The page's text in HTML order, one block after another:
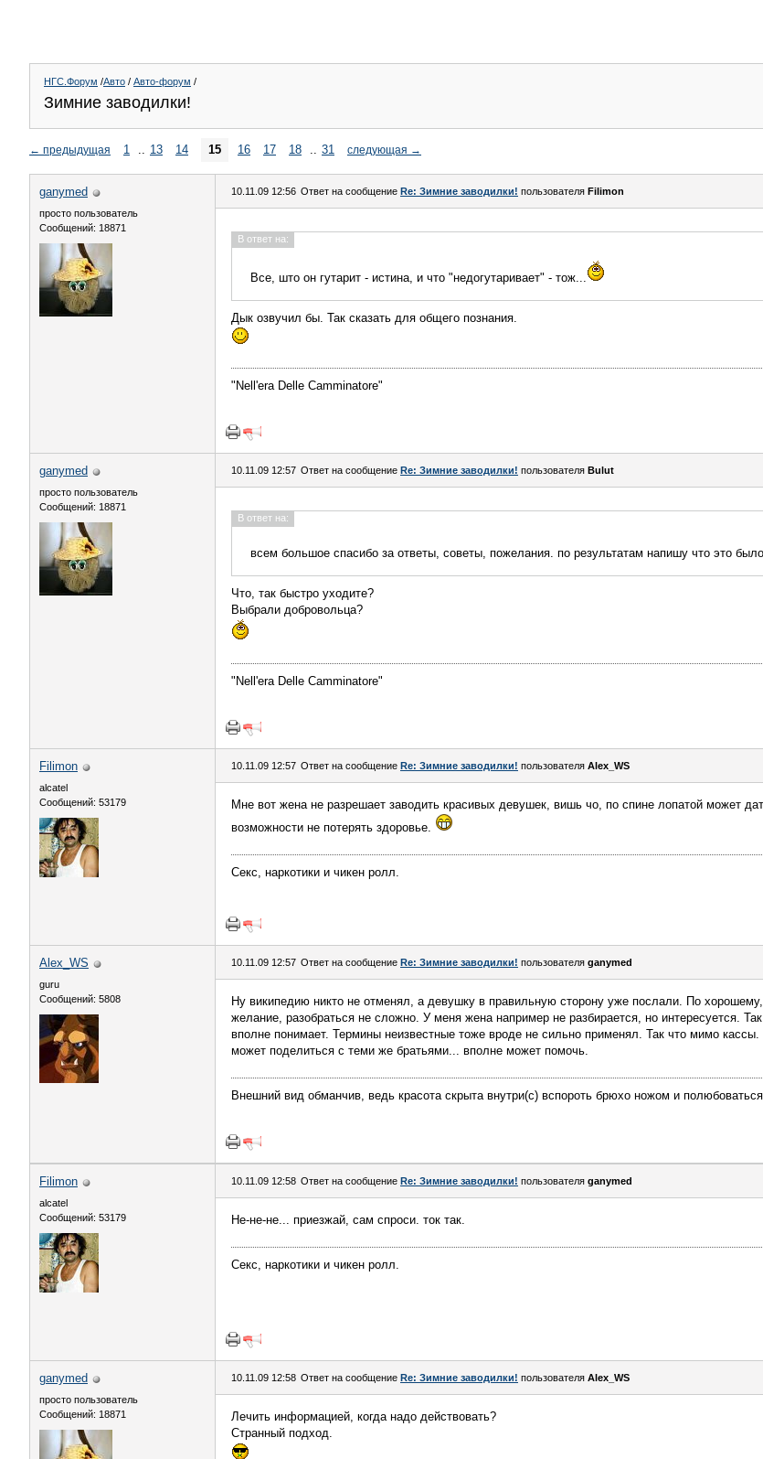
НГС.Форум /Авто / Авто-форум /
Зимние заводилки!
← предыдущая 1 .. 13 14 15 16 17 18 .. 31 следующая →
ganymed
просто пользователь
Сообщений: 18871
10.11.09 12:56 Ответ на сообщение Re: Зимние заводилки! пользователя Filimon
В ответ на:
Все, што он гутарит - истина, и что "недогутаривает" - тож...
Дык озвучил бы. Так сказать для общего познания.
"Nell'era Delle Сamminatore"
ganymed
просто пользователь
Сообщений: 18871
10.11.09 12:57 Ответ на сообщение Re: Зимние заводилки! пользователя Bulut
В ответ на:
всем большое спасибо за ответы, советы, пожелания. по результатам напишу что это
Что, так быстро уходите?
Выбрали добровольца?
"Nell'era Delle Сamminatore"
Filimon
alcatel
Сообщений: 53179
10.11.09 12:57 Ответ на сообщение Re: Зимние заводилки! пользователя Alex_WS
Мне вот жена не разрешает заводить красивых девушек, вишь чо, по спине лопатой может
возможности не потерять здоровье.
Секс, наркотики и чикен ролл.
Alex_WS
guru
Сообщений: 5808
10.11.09 12:57 Ответ на сообщение Re: Зимние заводилки! пользователя ganymed
Ну википедию никто не отменял, а девушку в правильную сторону уже послали. По хорошему,
желание, разобраться не сложно. У меня жена например не разбирается, но интересуется.
вполне понимает. Термины неизвестные тоже вроде не сильно применял. Так что мимо
может поделиться с теми же братьями... вполне может помочь.
Внешний вид обманчив, ведь красота скрыта внутри(с) вспороть брюхо ножом и
Filimon
alcatel
Сообщений: 53179
10.11.09 12:58 Ответ на сообщение Re: Зимние заводилки! пользователя ganymed
Не-не-не... приезжай, сам спроси. ток так.
Секс, наркотики и чикен ролл.
ganymed
просто пользователь
Сообщений: 18871
10.11.09 12:58 Ответ на сообщение Re: Зимние заводилки! пользователя Alex_WS
Лечить информацией, когда надо действовать?
Странный подход.